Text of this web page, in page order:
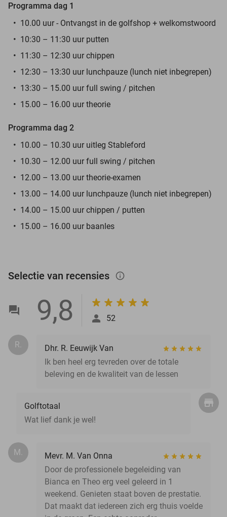
Programma dag 1
10.00 uur - Ontvangst in de golfshop + welkomstwoord
10:30 – 11:30 uur putten
11:30 – 12:30 uur chippen
12:30 – 13:30 uur lunchpauze (lunch niet inbegrepen)
13:30 – 15.00 uur full swing / pitchen
15.00 – 16.00 uur theorie
Programma dag 2
10.00 – 10.30 uur uitleg Stableford
10.30 – 12.00 uur full swing / pitchen
12.00 – 13.00 uur theorie-examen
13.00 – 14.00 uur lunchpauze (lunch niet inbegrepen)
14.00 – 15.00 uur chippen / putten
15.00 – 16.00 uur baanles
Selectie van recensies info_outlined
9,8 52
R.
Dhr. R. Eeuwijk Van
Ik ben heel erg tevreden over de totale
beleving en de kwaliteit van de lessen
Golftotaal
Wat lief dank je wel!
M.
Mevr. M. Van Onna
Door de professionele begeleiding van
Bianca en Theo erg veel geleerd in 1
weekend. Genieten staat boven de prestatie.
Dat maakt dat iedereen zich erg thuis voelde